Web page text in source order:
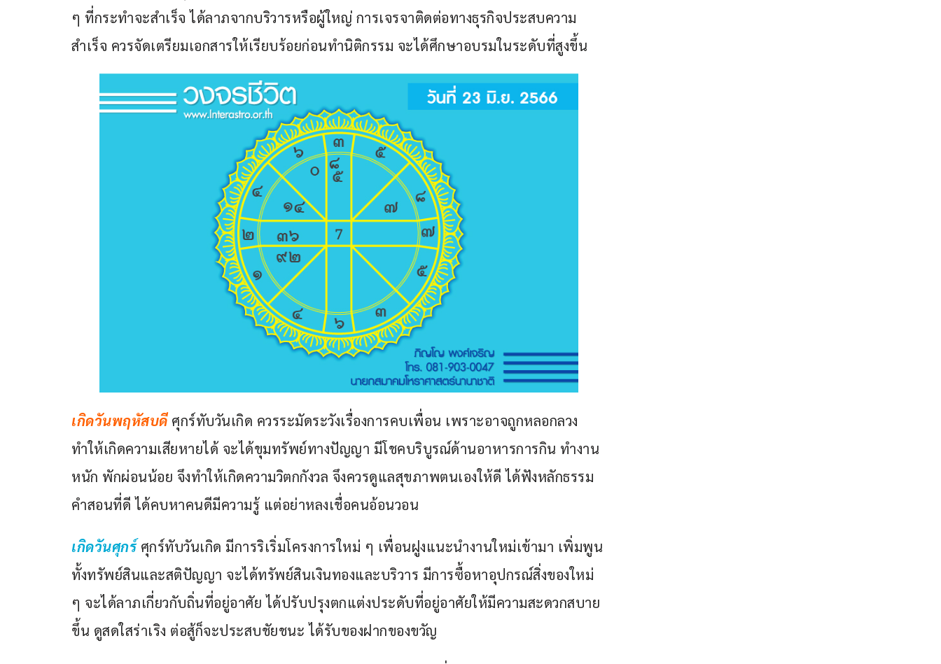
ๆ ที่กระทำจะสำเร็จ ได้ลาภจากบริวารหรือผู้ใหญ่ การเจรจาติดต่อทางธุรกิจประสบความ
สำเร็จ ควรจัดเตรียมเอกสารให้เรียบร้อยก่อนทำนิติกรรม จะได้ศึกษาอบรมในระดับที่สูงขึ้น
เกิดวันพฤหัสบดี ศุกร์ทับวันเกิด ควรระมัดระวังเรื่องการคบเพื่อน เพราะอาจถูกหลอกลวง
ทำให้เกิดความเสียหายได้ จะได้ขุมทรัพย์ทางปัญญา มีโชคบริบูรณ์ด้านอาหารการกิน ทำงาน
หนัก พักผ่อนน้อย จึงทำให้เกิดความวิตกกังวล จึงควรดูแลสุขภาพตนเองให้ดี ได้ฟังหลักธรรม
คำสอนที่ดี ได้คบหาคนดีมีความรู้ แต่อย่าหลงเชื่อคนอ้อนวอน
เกิดวันศุกร์ ศุกร์ทับวันเกิด มีการริเริ่มโครงการใหม่ ๆ เพื่อนฝูงแนะนำงานใหม่เข้ามา เพิ่มพูน
ทั้งทรัพย์สินและสติปัญญา จะได้ทรัพย์สินเงินทองและบริวาร มีการซื้อหาอุปกรณ์สิ่งของใหม่
ๆ จะได้ลาภเกี่ยวกับถิ่นที่อยู่อาศัย ได้ปรับปรุงตกแต่งประดับที่อยู่อาศัยให้มีความสะดวกสบาย
ขึ้น ดูสดใสร่าเริง ต่อสู้ก็จะประสบชัยชนะ ได้รับของฝากของขวัญ